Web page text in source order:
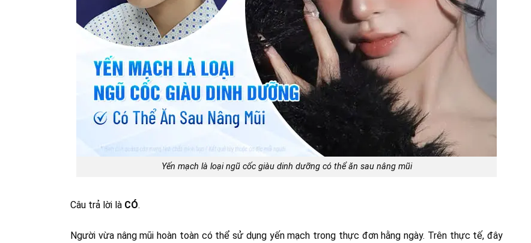
Yến mạch là loại ngũ cốc giàu dinh dưỡng có thể ăn sau nâng mũi
Câu trả lời là CÓ.
Người vừa nâng mũi hoàn toàn có thể sử dụng yến mạch trong thực đơn hằng ngày. Trên thực tế, đây